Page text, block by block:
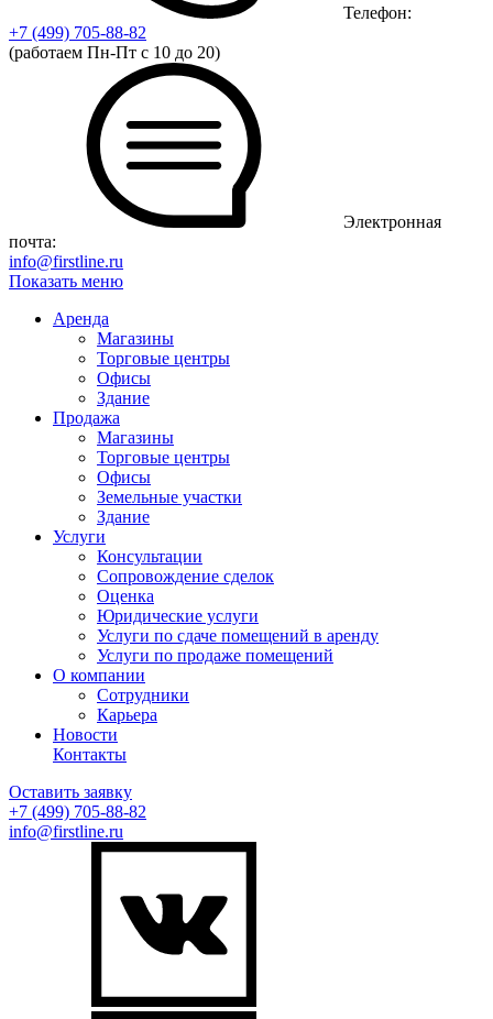
Телефон:
+7 (499) 705-88-82
(работаем Пн-Пт с 10 до 20)
Электронная
почта:
info@firstline.ru
Показать меню
Аренда
Магазины
Торговые центры
Офисы
Здание
Продажа
Магазины
Торговые центры
Офисы
Земельные участки
Здание
Услуги
Консультации
Сопровождение сделок
Оценка
Юридические услуги
Услуги по сдаче помещений в аренду
Услуги по продаже помещений
О компании
Сотрудники
Карьера
Новости
Контакты
Оставить заявку
+7 (499) 705-88-82
info@firstline.ru